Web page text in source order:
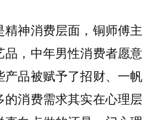
神消费层面， 铜师傅主
，中年男性消费者愿意
产品被赋予了招财、一帆
的消费需求其实在心理层